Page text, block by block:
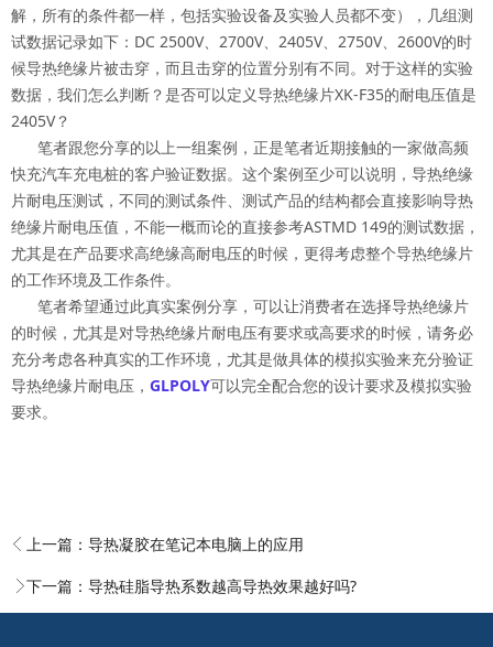
解，所有的条件都一样，包括实验设备及实验人员都不变），几组测
试数据记录如下：DC 2500V、2700V、2405V、2750V、2600V的时
候导热绝缘片被击穿，而且击穿的位置分别有不同。对于这样的实验
数据，我们怎么判断？是否可以定义导热绝缘片XK-F35的耐电压值是
2405V？
笔者跟您分享的以上一组案例，正是笔者近期接触的一家做高频
快充汽车充电桩的客户验证数据。这个案例至少可以说明，导热绝缘
片耐电压测试，不同的测试条件、测试产品的结构都会直接影响导热
绝缘片耐电压值，不能一概而论的直接参考ASTMD 149的测试数据，
尤其是在产品要求高绝缘高耐电压的时候，更得考虑整个导热绝缘片
的工作环境及工作条件。
笔者希望通过此真实案例分享，可以让消费者在选择导热绝缘片
的时候，尤其是对导热绝缘片耐电压有要求或高要求的时候，请务必
充分考虑各种真实的工作环境，尤其是做具体的模拟实验来充分验证
导热绝缘片耐电压， GLPOLY可以完全配合您的设计要求及模拟实验
要求。
上一篇： 导热凝胶在笔记本电脑上的应用
下一篇： 导热硅脂导热系数越高导热效果越好吗?